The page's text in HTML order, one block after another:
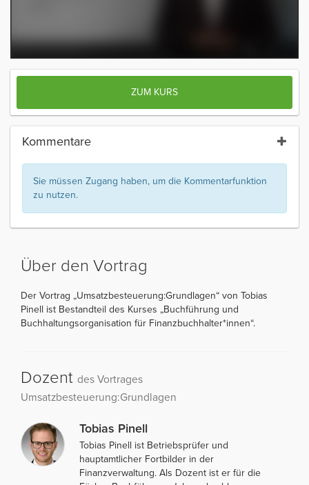
ZUM KURS
Kommentare
Sie müssen Zugang haben, um die Kommentarfunktion
zu nutzen.
Über den Vortrag
Der Vortrag „Umsatzbesteuerung:Grundlagen“ von Tobias
Pinell ist Bestandteil des Kurses „Buchführung und
Buchhaltungsorganisation für Finanzbuchhalter*innen“.
Dozent des Vortrages
Umsatzbesteuerung:Grundlagen
Tobias Pinell
Tobias Pinell ist Betriebsprüfer und
hauptamtlicher Fortbilder in der
Finanzverwaltung. Als Dozent ist er für die